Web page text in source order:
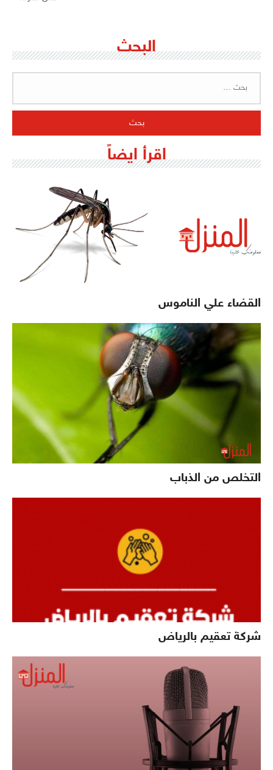
البحث
اقرأ ايضاً
القضاء علي الناموس
التخلص من الذباب
شركة تعقيم بالرياض